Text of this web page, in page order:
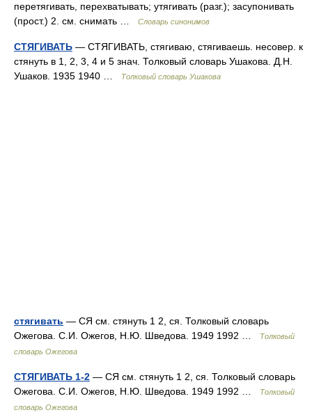
перетягивать, перехватывать; утягивать (разг.); засупонивать
(прост.) 2. см. снимать …
Словарь синонимов
СТЯГИВАТЬ — СТЯГИВАТЬ, стягиваю, стягиваешь. несовер. к
стянуть в 1, 2, 3, 4 и 5 знач. Толковый словарь Ушакова. Д.Н.
Ушаков. 1935 1940 …
Толковый словарь Ушакова
стягивать — СЯ см. стянуть 1 2, ся. Толковый словарь
Ожегова. С.И. Ожегов, Н.Ю. Шведова. 1949 1992 …
Толковый
словарь Ожегова
СТЯГИВАТЬ 1-2 — СЯ см. стянуть 1 2, ся. Толковый словарь
Ожегова. С.И. Ожегов, Н.Ю. Шведова. 1949 1992 …
Толковый
словарь Ожегова